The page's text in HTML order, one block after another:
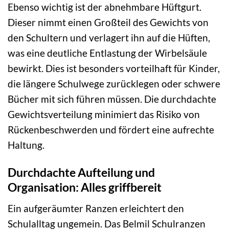
Ebenso wichtig ist der abnehmbare Hüftgurt.
Dieser nimmt einen Großteil des Gewichts von
den Schultern und verlagert ihn auf die Hüften,
was eine deutliche Entlastung der Wirbelsäule
bewirkt. Dies ist besonders vorteilhaft für Kinder,
die längere Schulwege zurücklegen oder schwere
Bücher mit sich führen müssen. Die durchdachte
Gewichtsverteilung minimiert das Risiko von
Rückenbeschwerden und fördert eine aufrechte
Haltung.
Durchdachte Aufteilung und
Organisation: Alles griffbereit
Ein aufgeräumter Ranzen erleichtert den
Schulalltag ungemein. Das Belmil Schulranzen